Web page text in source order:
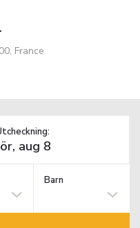
France
Barn